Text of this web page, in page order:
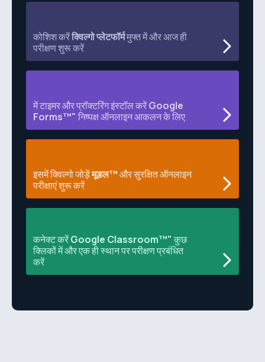
कोशिश करेंक्विल्गो प्लेटफॉर्ममुफ्त में और आज ही
परीक्षण शुरू करें
में टाइमर और प्रॉक्टरिंग इंस्टॉल करेंGoogle
Forms™" निष्पक्ष ऑनलाइन आकलन के लिए
इसमें क्विल्गो जोड़ेंमूडल™और सुरक्षित ऑनलाइन
परीक्षाएं शुरू करें
कनेक्ट करेंGoogle Classroom™" कुछ
क्लिकों में और एक ही स्थान पर परीक्षण प्रबंधित
करें